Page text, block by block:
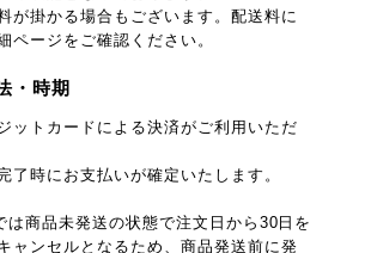
が掛かる場合もございます。配送料に
ページをご確認ください。
・時期
ットカードによる決済がご利用いただ
了時にお支払いが確定いたします。
商品未発送の状態で注文日から30日を
ャンセルとなるため、商品発送前に発